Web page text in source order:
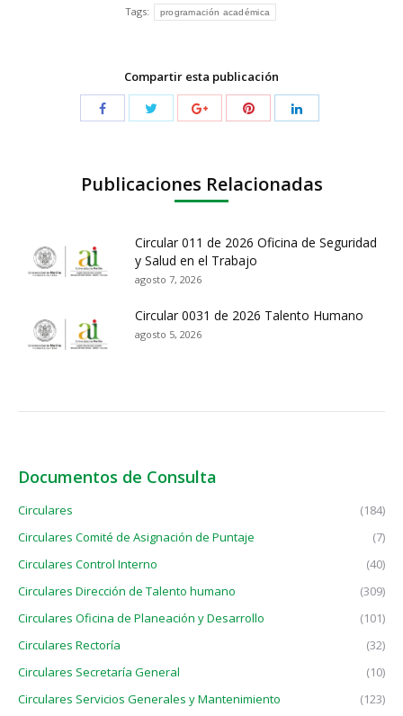
Tags: programación académica
Compartir esta publicación
Publicaciones Relacionadas
Circular 011 de 2026 Oficina de Seguridad
y Salud en el Trabajo
agosto 7, 2026
Circular 0031 de 2026 Talento Humano
agosto 5, 2026
Documentos de Consulta
Circulares
(184)
Circulares Comité de Asignación de Puntaje
(7)
Circulares Control Interno
(40)
Circulares Dirección de Talento humano
(309)
Circulares Oficina de Planeación y Desarrollo
(101)
Circulares Rectoría
(32)
Circulares Secretaría General
(10)
Circulares Servicios Generales y Mantenimiento
(123)